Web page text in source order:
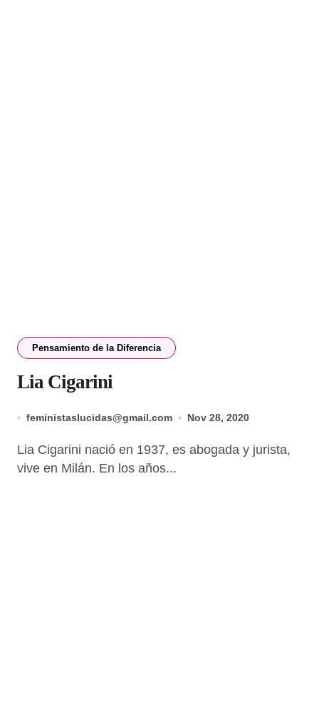
Pensamiento de la Diferencia
Lia Cigarini
feministaslucidas@gmail.com Nov 28, 2020
Lia Cigarini nació en 1937, es abogada y jurista,
vive en Milán. En los años...